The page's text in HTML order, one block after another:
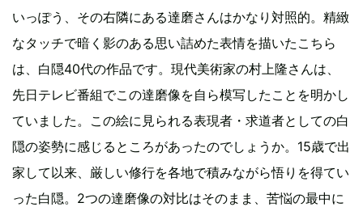
いっぽう、その右隣にある達磨さんはかなり対照的。精緻
なタッチで暗く影のある思い詰めた表情を描いたこちら
は、白隠40代の作品です。現代美術家の村上隆さんは、
先日テレビ番組でこの達磨像を自ら模写したことを明かし
ていました。この絵に見られる表現者・求道者としての白
隠の姿勢に感じるところがあったのでしょうか。15歳で出
家して以来、厳しい修行を各地で積みながら悟りを得てい
った白隠。2つの達磨像の対比はそのまま、苦悩の最中に